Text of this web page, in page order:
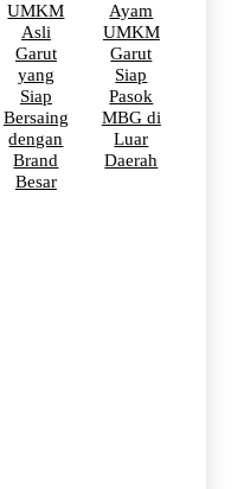
UMKM
Asli
Garut
yang
Siap
Bersaing
dengan
Brand
Besar
Ayam
UMKM
Garut
Siap
Pasok
MBG di
Luar
Daerah